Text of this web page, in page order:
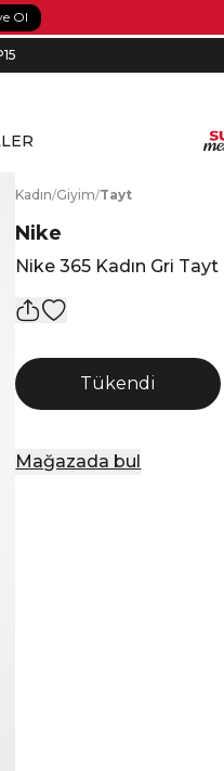
Ol
Kadın/Giyim/Tayt
Nike
Nike 365 Kadın Gri Tayt
Tükendi
Mağazada bul